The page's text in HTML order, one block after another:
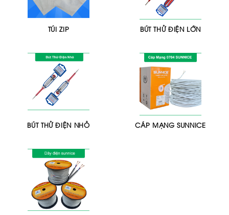
TÚI ZIP BÚT THỬ ĐIỆN LỚN
BÚT THỬ ĐIỆN NHỎ CÁP MẠNG SUNNICE